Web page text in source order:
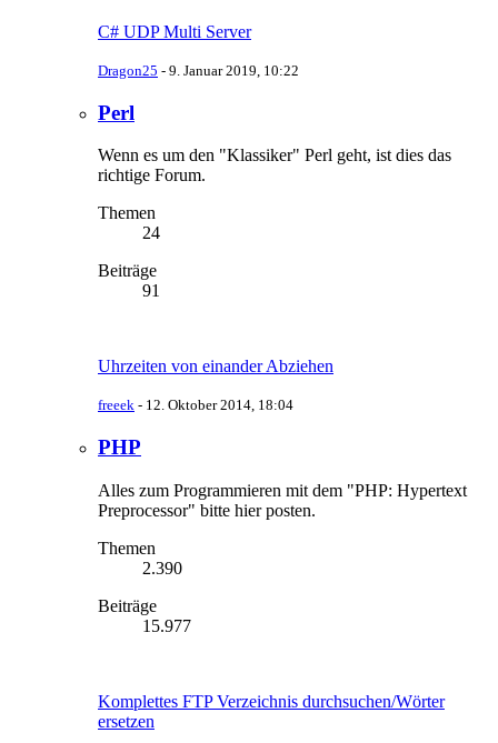
C# UDP Multi Server
Dragon25 - 9. Januar 2019, 10:22
Perl
Wenn es um den "Klassiker" Perl geht, ist dies das
richtige Forum.
Themen
24
Beiträge
91
Uhrzeiten von einander Abziehen
freeek - 12. Oktober 2014, 18:04
PHP
Alles zum Programmieren mit dem "PHP: Hypertext
Preprocessor" bitte hier posten.
Themen
2.390
Beiträge
15.977
Komplettes FTP Verzeichnis durchsuchen/Wörter
ersetzen